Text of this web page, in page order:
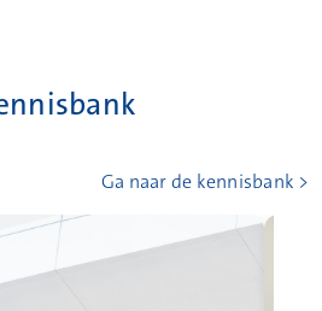
Ga naar de kennisbank >